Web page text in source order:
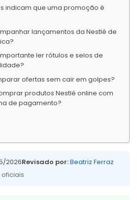
indicam que uma promoção é
lançamentos da Nestlé de
ler rótulos e selos de
ofertas sem cair em golpes?
produtos Nestlé online com
de pagamento?
2026Revisado por:Beatriz Ferraz